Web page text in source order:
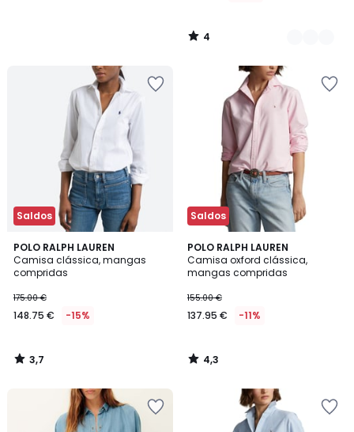
4
/
Saldos
POLO RALPH LAUREN
Camisa clássica, mangas
compridas
175.00 €
148.75 € -15%
3,7
/ 5
3,7
/
Saldos
POLO RALPH LAUREN
Camisa oxford clássica,
mangas compridas
155.00 €
137.95 € -11%
4,3
/ 5
4,3
/